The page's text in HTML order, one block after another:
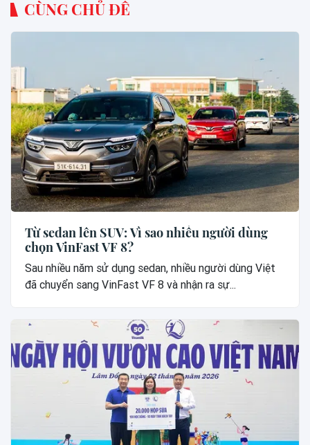
CÙNG CHỦ ĐỀ
Từ sedan lên SUV: Vì sao nhiều người dùng
chọn VinFast VF 8?
Sau nhiều năm sử dụng sedan, nhiều người dùng Việt
đã chuyển sang VinFast VF 8 và nhận ra sự...